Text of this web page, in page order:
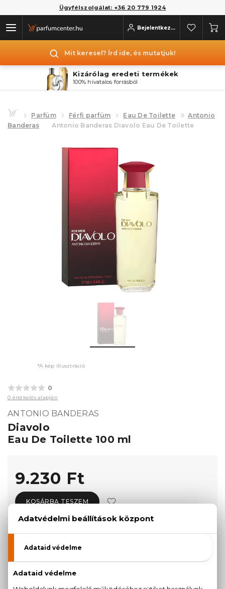
Ügyfélszolgálat: +36 20 779 1924
Bejelentkezés
Mit keresel? Írd ide, és mutatjuk!
Kizárólag eredeti termékek
100% hivatalos forrásból
Parfüm Férfi parfüm Eau De Toilette
Antonio
Banderas
Antonio Banderas Diavolo Eau De Toilette
*A kép illusztráció
0
0 értékelés alapján
ANTONIO BANDERAS
Diavolo
Eau De Toilette 100 ml
9.230 Ft
KOSÁRBA TESZEM